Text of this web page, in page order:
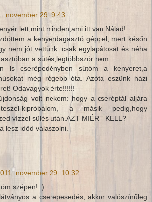
november 29. 9:43
lett,mint minden,ami itt van Nálad!
a kenyérdagasztó géppel, mert későn
nem jót vettünk: csak egylapátosat és néha
a sütés,legtöbbször nem.
is cserépedényben sütöm a kenyeret,a
még régebb óta. Azóta eszünk házi
Odavagyok érte!!!!!!
volt nekem: hogy a cseréptál aljára
kipróbálom, a másik pedig,hogy
vízzel sülés után.AZT MIÉRT KELL?
lesz időd válaszolni.
november 29. 10:32
szépen! :)
a cserepesedés, akkor valószínűleg